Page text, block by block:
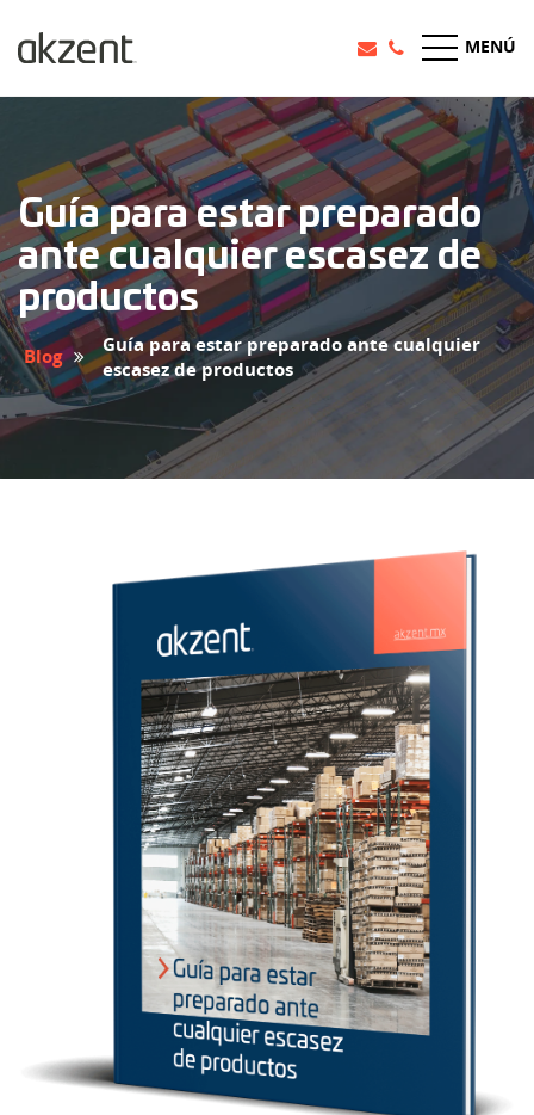
MENÚ
Guía para estar preparado
ante cualquier escasez de
productos
Blog
Guía para estar preparado ante cualquier
escasez de productos